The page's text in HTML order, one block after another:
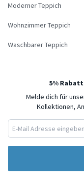
Moderner Teppich
Wohnzimmer Teppich
Waschbarer Teppich
5%
Melde dich für
Kollektionen,